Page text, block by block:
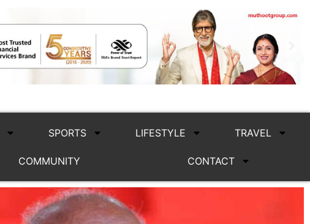
SPORTS LIFESTYLE TRAVEL
COMMUNITY CONTACT